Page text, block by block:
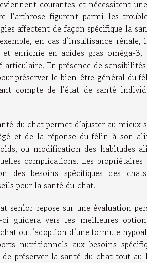
courantes et nécessitent
l’arthrose figurent parmi les
affectent de façon spécifique la
en cas d’insuffisance
enrichie en acides gras oméga-3,
En présence de
préserver le bien-être général du
compte de l’état de santé
du chat permet d’ajuster au mieux
et de la réponse du félin à son
ou modification des habitudes
complications. Les propriétaires
des besoins spécifiques des
pour la santé du chat.
repose sur une évaluation
guidera vers les meilleures
ou l’adoption d’une formule
nutritionnels aux besoins
préserver la santé du chat tout au